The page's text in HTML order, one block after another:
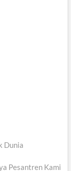
Dunia
Pesantren Kami